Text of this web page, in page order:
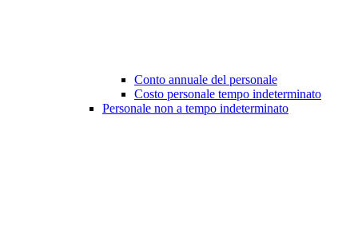
Conto annuale del personale
Costo personale tempo indeterminato
Personale non a tempo indeterminato